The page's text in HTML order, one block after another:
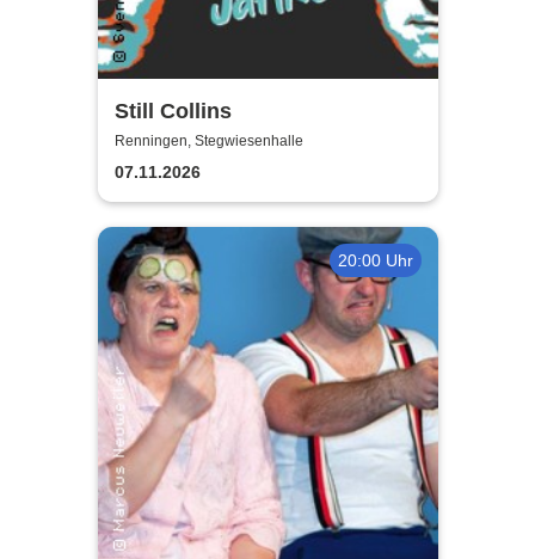
Still Collins
Renningen, Stegwiesenhalle
07.11.2026
20:00 Uhr